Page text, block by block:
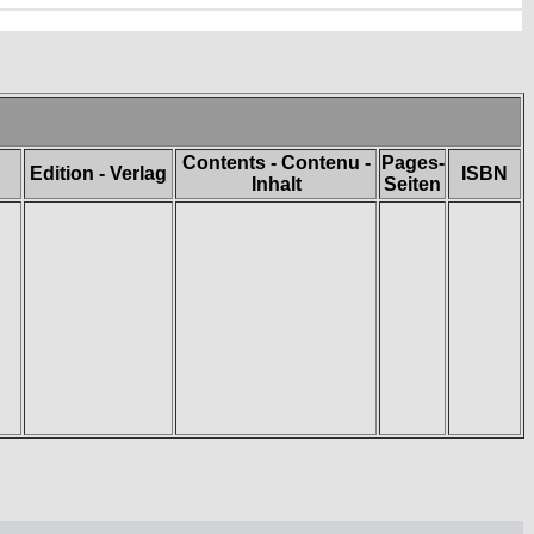
Edition - Verlag
Contents - Contenu -
Inhalt
Pages-
Seiten
ISBN